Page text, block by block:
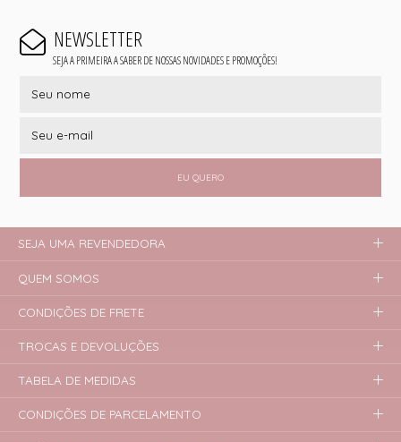
NEWSLETTER
SEJA A PRIMEIRA A SABER DE NOSSAS NOVIDADES E PROMOÇÕES!
EU QUERO
SEJA UMA REVENDEDORA
QUEM SOMOS
CONDIÇÕES DE FRETE
TROCAS E DEVOLUÇÕES
TABELA DE MEDIDAS
CONDIÇÕES DE PARCELAMENTO